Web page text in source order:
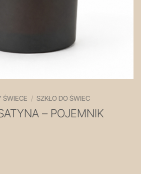
ŚWIECE / SZKŁO DO ŚWIEC
– POJEMNIK